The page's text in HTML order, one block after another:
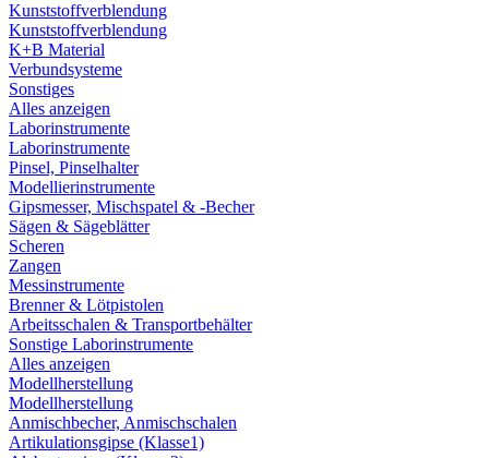
Kunststoffverblendung
Kunststoffverblendung
K+B Material
Verbundsysteme
Sonstiges
Alles anzeigen
Laborinstrumente
Laborinstrumente
Pinsel, Pinselhalter
Modellierinstrumente
Gipsmesser, Mischspatel & -Becher
Sägen & Sägeblätter
Scheren
Zangen
Messinstrumente
Brenner & Lötpistolen
Arbeitsschalen & Transportbehälter
Sonstige Laborinstrumente
Alles anzeigen
Modellherstellung
Modellherstellung
Anmischbecher, Anmischschalen
Artikulationsgipse (Klasse1)